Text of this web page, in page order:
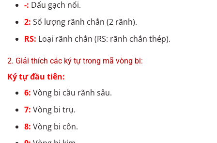
-: Dấu gạch nối.
2: Số lượng rãnh chắn (2 rãnh).
RS: Loại rãnh chắn (RS: rãnh chắn thép).
2. Giải thích các ký tự trong mã vòng bi:
Ký tự đầu tiên:
6: Vòng bi cầu rãnh sâu.
7: Vòng bi trụ.
8: Vòng bi côn.